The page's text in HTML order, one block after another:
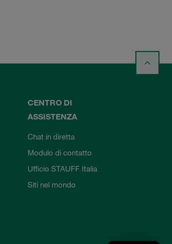
CENTRO DI
ASSISTENZA
Chat in diretta
Modulo di contatto
Ufficio STAUFF Italia
Siti nel mondo